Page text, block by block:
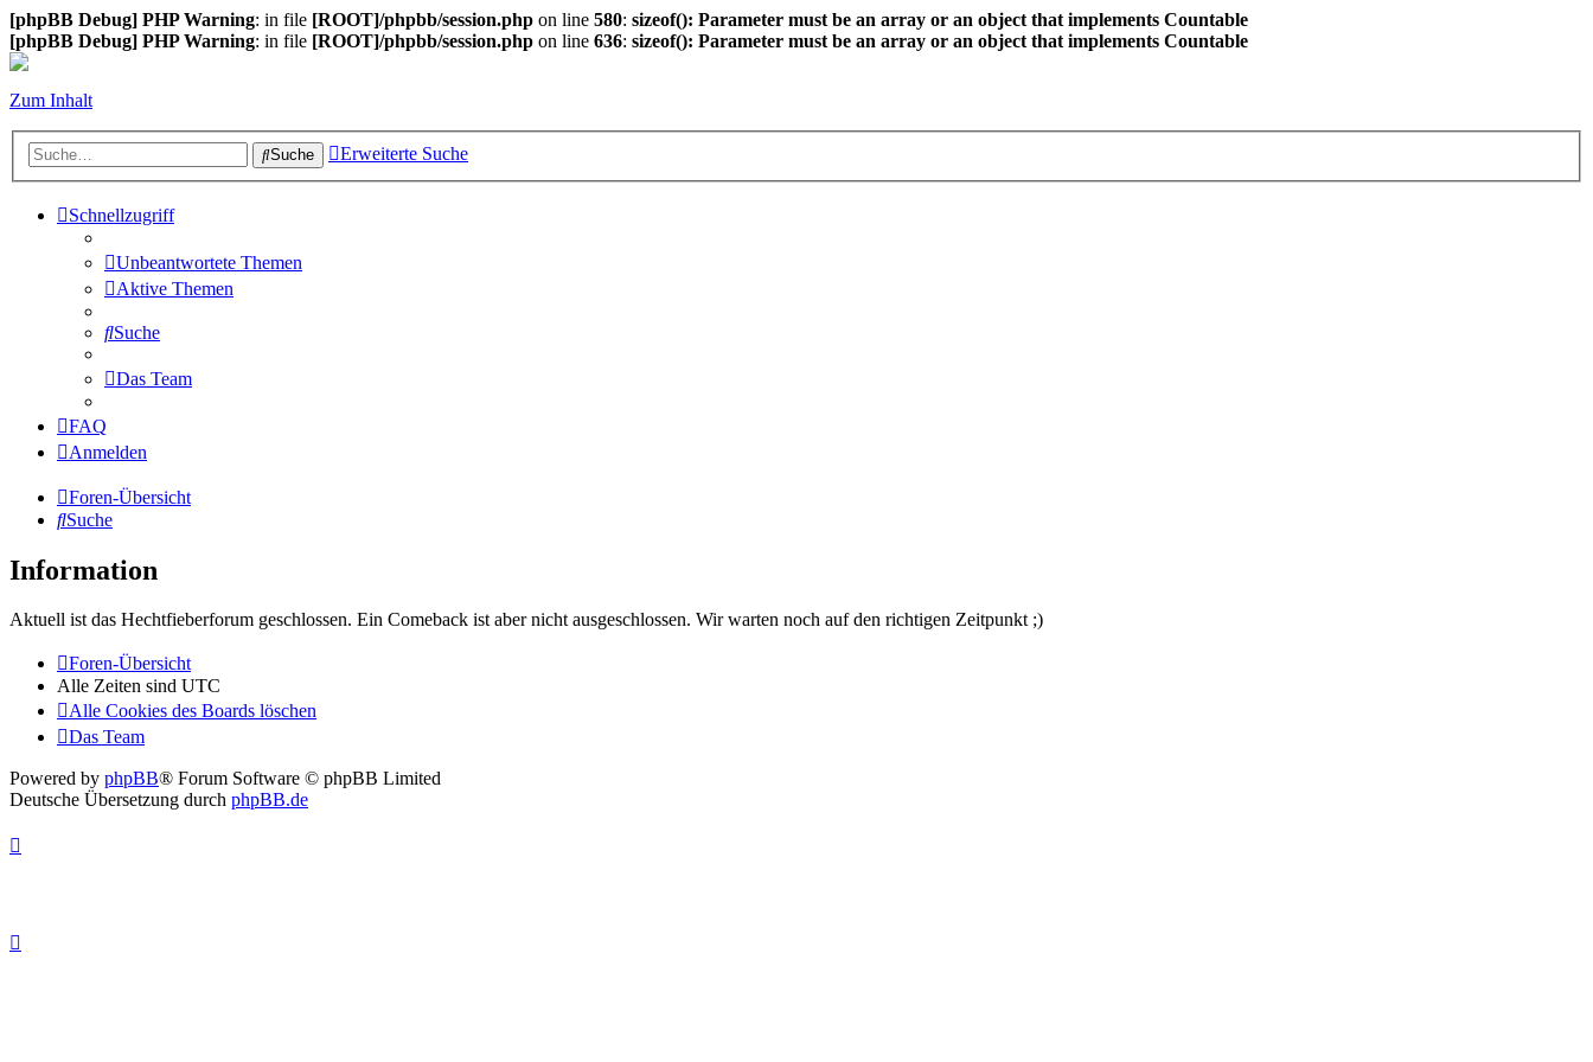
[phpBB Debug] PHP Warning: in file [ROOT]/phpbb/session.php on line 580: sizeof(): Parameter must be an array or an object that implements Countable
[phpBB Debug] PHP Warning: in file [ROOT]/phpbb/session.php on line 636: sizeof(): Parameter must be an array or an object that implements Countable
Zum Inhalt
Suche Erweiterte Suche
Schnellzugriff
Unbeantwortete Themen
Aktive Themen
Suche
Das Team
FAQ
Anmelden
Foren-Übersicht
Suche
Information
Aktuell ist das Hechtfieberforum geschlossen. Ein Comeback ist aber nicht ausgeschlossen. Wir warten noch auf den richtigen Zeitpunkt ;)
Foren-Übersicht
Alle Zeiten sind UTC
Alle Cookies des Boards löschen
Das Team
Powered by phpBB® Forum Software © phpBB Limited
Deutsche Übersetzung durch phpBB.de